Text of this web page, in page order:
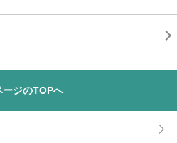
ージのTOPへ